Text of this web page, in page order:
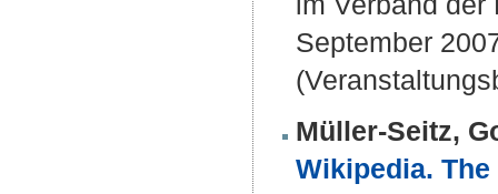
September
Müller-Seitz,
Wikipedia.